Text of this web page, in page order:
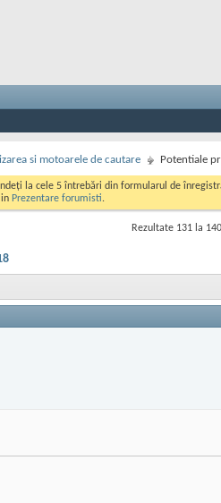
si motoarele de cautare Potentiale
la cele 5 întrebări din formularul de
Prezentare forumisti.
Rezultate 131 la